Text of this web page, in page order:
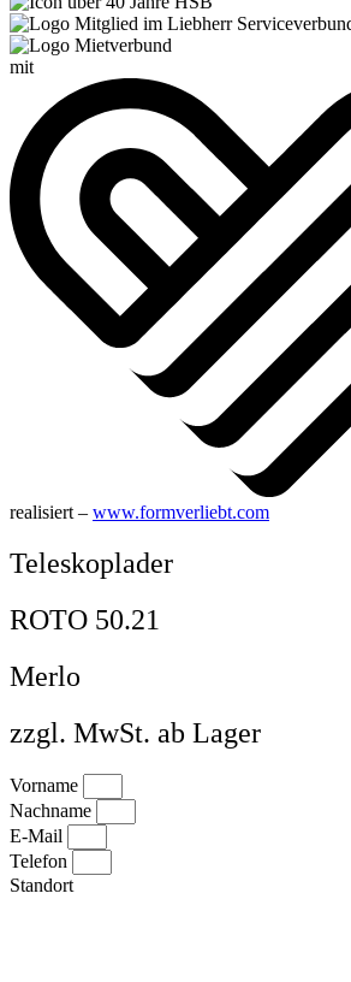
mit
realisiert – www.formverliebt.com
Teleskoplader
ROTO 50.21
Merlo
zzgl. MwSt. ab Lager
Vorname
Nachname
E-Mail
Telefon
Standort